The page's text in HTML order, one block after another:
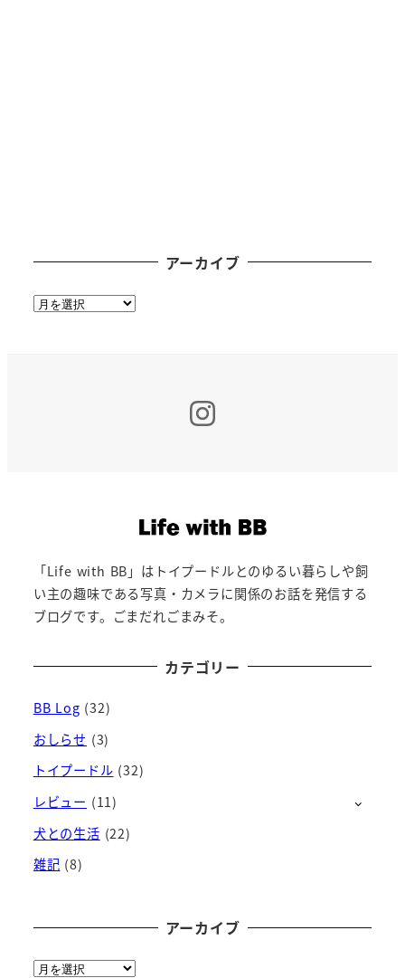
アーカイブ
ア
Insta
「Life with BB」はトイプードルとのゆるい暮らしや飼
い主の趣味である写真・カメラに関係のお話を発信する
ブログです。ごまだれごまみそ。
カテゴリー
BB Log (32)
おしらせ (3)
トイプードル (32)
レビュー (11)
犬との生活 (22)
雑記 (8)
アーカイブ
ア